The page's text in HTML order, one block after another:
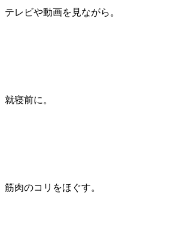
テレビや動画を見ながら。
就寝前に。
筋肉のコリをほぐす。